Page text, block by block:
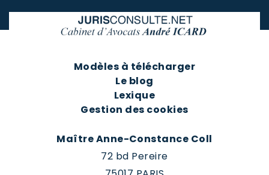
Modèles à télécharger
Le blog
Lexique
Gestion des cookies
Maître Anne-Constance Coll
72 bd Pereire